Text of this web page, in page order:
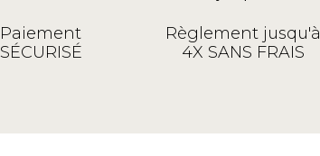
Paiement
SÉCURISÉ
Règlement jusqu'à
4X SANS FRAIS